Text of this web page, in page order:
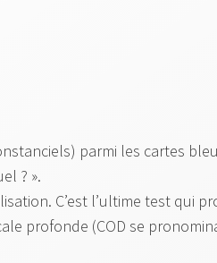
parmi les cartes
? ».
C’est l’ultime test qui
profonde (COD se